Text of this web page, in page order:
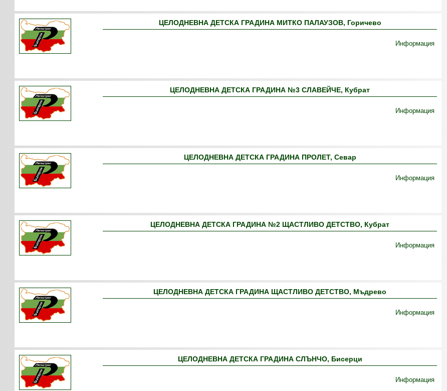
ЦЕЛОДНЕВНА ДЕТСКА ГРАДИНА МИТКО ПАЛАУЗОВ, Горичево
Информация
ЦЕЛОДНЕВНА ДЕТСКА ГРАДИНА №3 СЛАВЕЙЧЕ, Кубрат
Информация
ЦЕЛОДНЕВНА ДЕТСКА ГРАДИНА ПРОЛЕТ, Севар
Информация
ЦЕЛОДНЕВНА ДЕТСКА ГРАДИНА №2 ЩАСТЛИВО ДЕТСТВО, Кубрат
Информация
ЦЕЛОДНЕВНА ДЕТСКА ГРАДИНА ЩАСТЛИВО ДЕТСТВО, Мъдрево
Информация
ЦЕЛОДНЕВНА ДЕТСКА ГРАДИНА СЛЪНЧО, Бисерци
Информация